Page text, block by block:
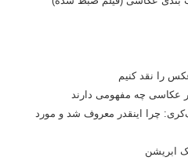
را نقد کنیم
عکاسی چه مفهومی دارند
چرا اینقدر معروف شد و مورد
ابریشن